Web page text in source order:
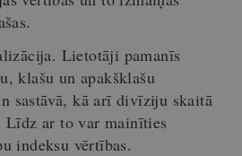
Lietotāji pamanīs
klašu un apakšklašu
sastāvā, kā arī divīziju skaitā
Līdz ar to var mainīties
indeksu vērtības.